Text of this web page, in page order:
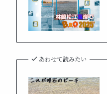
あわせて読みたい